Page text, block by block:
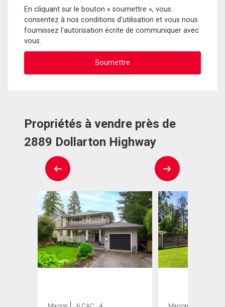
En cliquant sur le bouton « soumettre », vous
consentez à nos conditions d'utilisation et vous nous
fournissez l'autorisation écrite de communiquer avec
vous.
Propriétés à vendre près de
2889 Dollarton Highway